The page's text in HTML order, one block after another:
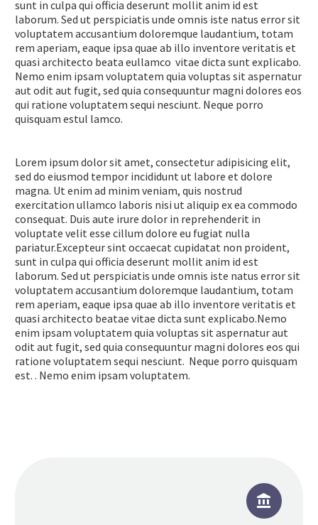
sunt in culpa qui officia deserunt mollit anim id est
laborum. Sed ut perspiciatis unde omnis iste natus error sit
voluptatem accusantium doloremque laudantium, totam
rem aperiam, eaque ipsa quae ab illo inventore veritatis et
quasi architecto beata eullamco vitae dicta sunt explicabo.
Nemo enim ipsam voluptatem quia voluptas sit aspernatur
aut odit aut fugit, sed quia consequuntur magni dolores eos
qui ratione voluptatem sequi nesciunt. Neque porro
quisquam estul lamco.
Lorem ipsum dolor sit amet, consectetur adipisicing elit,
sed do eiusmod tempor incididunt ut labore et dolore
magna. Ut enim ad minim veniam, quis nostrud
exercitation ullamco laboris nisi ut aliquip ex ea commodo
consequat. Duis aute irure dolor in reprehenderit in
voluptate velit esse cillum dolore eu fugiat nulla
pariatur.Excepteur sint occaecat cupidatat non proident,
sunt in culpa qui officia deserunt mollit anim id est
laborum. Sed ut perspiciatis unde omnis iste natus error sit
voluptatem accusantium doloremque laudantium, totam
rem aperiam, eaque ipsa quae ab illo inventore veritatis et
quasi architecto beatae vitae dicta sunt explicabo.Nemo
enim ipsam voluptatem quia voluptas sit aspernatur aut
odit aut fugit, sed quia consequuntur magni dolores eos qui
ratione voluptatem sequi nesciunt. Neque porro quisquam
est. . Nemo enim ipsam voluptatem.

